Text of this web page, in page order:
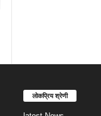
लोकप्रिय श्रेणी